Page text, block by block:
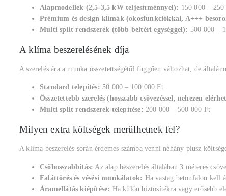
Alapmodellek (2,5-3,5 kW teljesítménnyel): 150 000 –
Prémium és design klímák (okosfunkciókkal, A+++
Multi split rendszerek (több beltéri egységgel): 500 000 –
A klíma beszerelésének díja
A szerelés ára a munka összetettségétől függően változhat, de
Standard telepítés: 50 000 – 100 000 Ft
Összetettebb szerelés (hosszabb csövezéssel, nehezen
Multi split rendszerek telepítése: 200 000 – 500 000 Ft
Milyen extra költségek merülhetnek fel?
A klíma beszerelés során érdemes számba venni néhány plusz
Csőhosszabbítás: Az alap beszerelés általában 3 méteres
Faláttörés és vésési munkálatok: Ha vastag betonfalon kell
Áramellátás kiépítése: Ha külön biztosítékra vagy erősebb